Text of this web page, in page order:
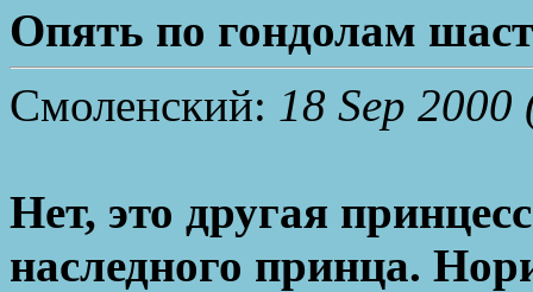
Опять по гондолам
Смоленский: 18 Sep
Нет, это другая
наследного принца.